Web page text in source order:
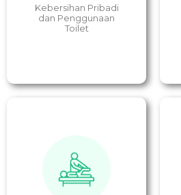
Kebersihan Pribadi
dan Penggunaan
Toilet